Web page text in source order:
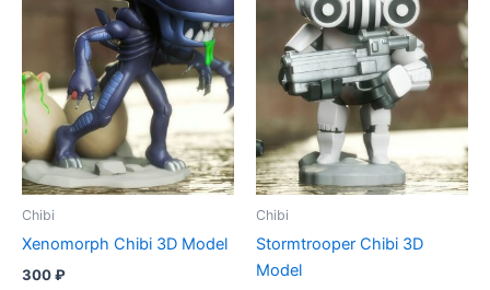
Chibi
Xenomorph Chibi 3D Model
300₽
Chibi
Stormtrooper Chibi 3D
Model